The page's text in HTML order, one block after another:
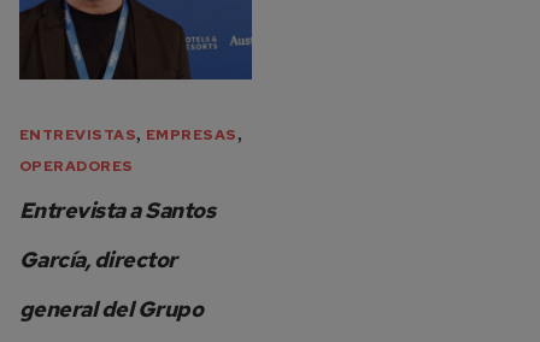
ENTREVISTAS, EMPRESAS,
OPERADORES
Entrevista a Santos
García, director
general del Grupo